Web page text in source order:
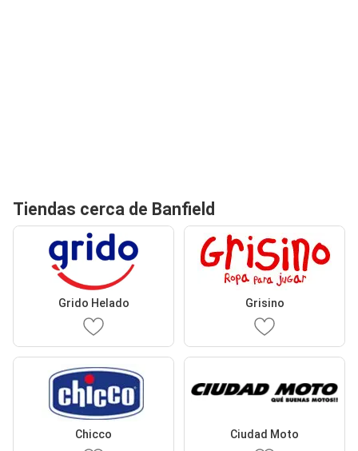
Tiendas cerca de Banfield
Grido Helado Grisino
Chicco Ciudad Moto